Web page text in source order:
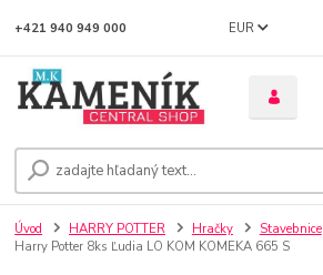
EUR
+421 940 949 000
Úvod HARRY POTTER Hračky Stavebnice
Harry Potter 8ks Ľudia LO KOM KOMEKA 665 S